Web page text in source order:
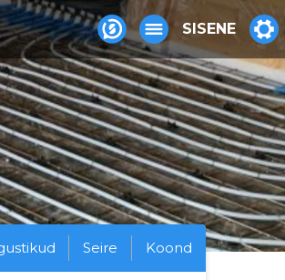
SISENE
Seire Koond